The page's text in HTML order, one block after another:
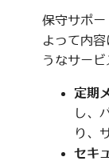
保守サポー
よって内
うなサービ
定期
し、
り、
セキ